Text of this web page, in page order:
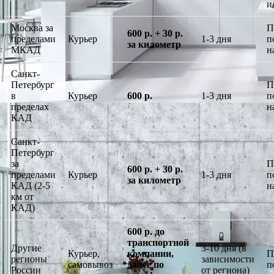
Москва за
пределами
МКАД
Курьер
600 р. + 30 р.
за километр
1-3 дня
Санкт-
Петербург
в
пределах
КАД
Курьер 600 р. 1-3 дня
Санкт-
Петербург
за
пределами
КАД (2-5
км от
КАД)
Курьер
600 р. + 30 р.
за километр
1-3 дня
Другие
регионы
России
Курьер,
самовывоз
600 р. до
транспортной
компании,
далее по
3-10 дня (в
зависимости
от региона)